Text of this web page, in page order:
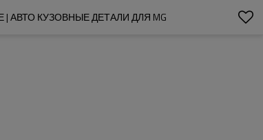
КУЗОВНЫЕ ДЕТАЛИ ДЛЯ MG